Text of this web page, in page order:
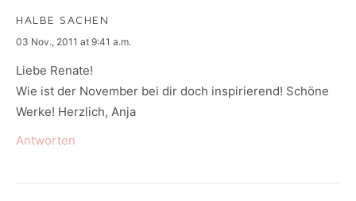
HALBE SACHEN
says:
03 Nov., 2011 at 9:41 a.m.
Liebe Renate!
Wie ist der November bei dir doch inspirierend! Schöne
Werke! Herzlich, Anja
Antworten